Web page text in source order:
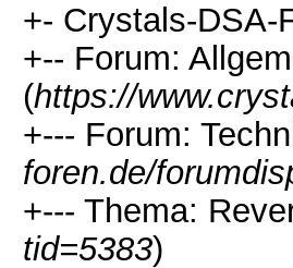
+- Crystals-DSA-
+-- Forum:
(https://
+--- Forum:
foren.de/
+--- Thema:
tid=5383)